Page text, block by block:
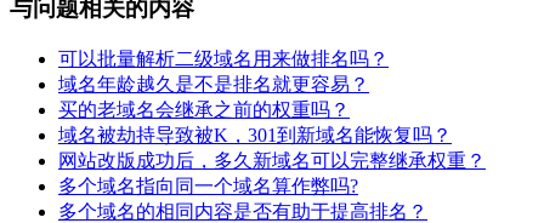
与问题相关的内容
可以批量解析二级域名用来做排名吗？
域名年龄越久是不是排名就更容易？
买的老域名会继承之前的权重吗？
域名被劫持导致被K，301到新域名能恢复吗？
网站改版成功后，多久新域名可以完整继承权重？
多个域名指向同一个域名算作弊吗?
多个域名的相同内容是否有助于提高排名？